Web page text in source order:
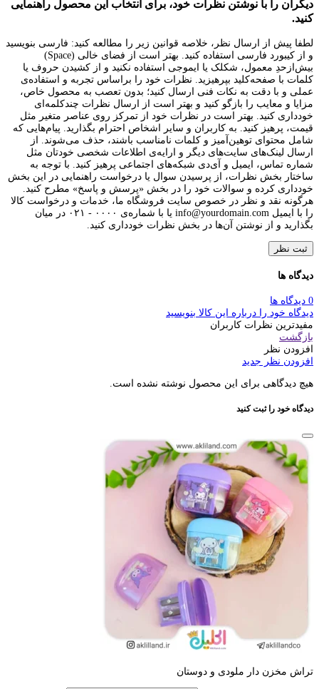
دیگران را با نوشتن نظرات خود، برای انتخاب این محصول راهنمایی
کنید.
لطفا پیش از ارسال نظر، خلاصه قوانین زیر را مطالعه کنید: فارسی بنویسید
و از کیبورد فارسی استفاده کنید. بهتر است از فضای خالی (Space)
بیش‌از‌حدِ معمول، شکلک یا ایموجی استفاده نکنید و از کشیدن حروف یا
کلمات با صفحه‌کلید بپرهیزید. نظرات خود را براساس تجربه و استفاده‌ی
عملی و با دقت به نکات فنی ارسال کنید؛ بدون تعصب به محصول خاص،
مزایا و معایب را بازگو کنید و بهتر است از ارسال نظرات چندکلمه‌‌ای
خودداری کنید. بهتر است در نظرات خود از تمرکز روی عناصر متغیر مثل
قیمت، پرهیز کنید. به کاربران و سایر اشخاص احترام بگذارید. پیام‌هایی که
شامل محتوای توهین‌آمیز و کلمات نامناسب باشند، حذف می‌شوند. از
ارسال لینک‌های سایت‌های دیگر و ارایه‌ی اطلاعات شخصی خودتان مثل
شماره تماس، ایمیل و آی‌دی شبکه‌های اجتماعی پرهیز کنید. با توجه به
ساختار بخش نظرات، از پرسیدن سوال یا درخواست راهنمایی در این بخش
خودداری کرده و سوالات خود را در بخش «پرسش و پاسخ» مطرح کنید.
هرگونه نقد و نظر در خصوص سایت فروشگاه ما، خدمات و درخواست کالا
را با ایمیل info@yourdomain.com یا با شماره‌ی ۰۰۰۰ - ۰۲۱ در میان
بگذارید و از نوشتن آن‌ها در بخش نظرات خودداری کنید.
ثبت نظر
دیدگاه ها
0 دیدگاه ها
دیدگاه خود را درباره این کالا بنویسید
مفیدترین نظرات کاربران
بازگشت
افزودن نظر
افزودن نظر جدید
هیچ دیدگاهی برای این محصول نوشته نشده است.
دیدگاه خود را ثبت کنید
تراش مخزن دار ملودی و دوستان